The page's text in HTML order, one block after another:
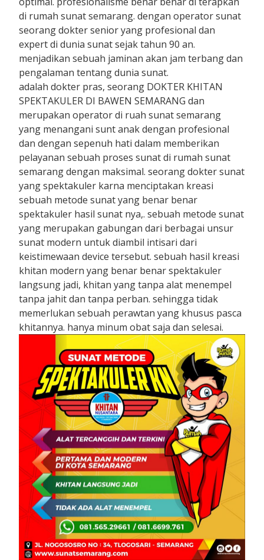
di rumah sunat semarang. dengan operator sunat
seorang dokter senior yang profesional dan
expert di dunia sunat sejak tahun 90 an.
menjadikan sebuah jaminan akan jam terbang dan
pengalaman tentang dunia sunat.
adalah dokter pras, seorang DOKTER KHITAN
SPEKTAKULER DI BAWEN SEMARANG dan
merupakan operator di ruah sunat semarang
yang menangani sunt anak dengan profesional
dan dengan sepenuh hati dalam memberikan
pelayanan sebuah proses sunat di rumah sunat
semarang dengan maksimal. seorang dokter sunat
yang spektakuler karna menciptakan kreasi
sebuah metode sunat yang benar benar
spektakuler hasil sunat nya,. sebuah metode sunat
yang merupakan gabungan dari berbagai unsur
sunat modern untuk diambil intisari dari
keistimewaan device tersebut. sebuah hasil kreasi
khitan modern yang benar benar spektakuler
langsung jadi, khitan yang tanpa alat menempel
tanpa jahit dan tanpa perban. sehingga tidak
memerlukan sebuah perawtan yang khusus pasca
khitannya. hanya minum obat saja dan selesai.